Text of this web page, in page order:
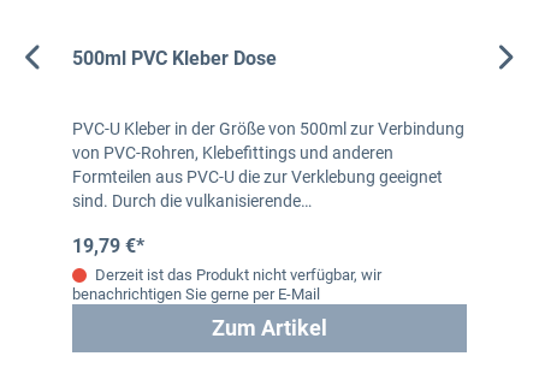
500ml PVC Kleber Dose
PVC-U Kleber in der Größe von 500ml zur Verbindung
von PVC-Rohren, Klebefittings und anderen
Formteilen aus PVC-U die zur Verklebung geeignet
sind. Durch die vulkanisierende…
19,79 €*
Derzeit ist das Produkt nicht verfügbar, wir
benachrichtigen Sie gerne per E-Mail
Zum Artikel